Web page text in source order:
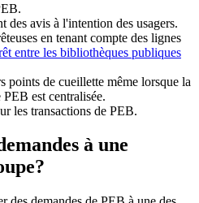
des avis à l'intention des usagers.
en tenant compte des lignes
entre les bibliothèques publiques
points de cueillette même lorsque la
PEB est centralisée.
les transactions de PEB.
à une